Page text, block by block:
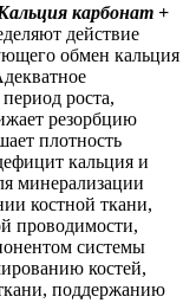
карбонат +
действие
обмен кальция
роста,
резорбцию
плотность
кальция и
минерализации
костной ткани,
проводимости,
системы
костей,
поддержанию